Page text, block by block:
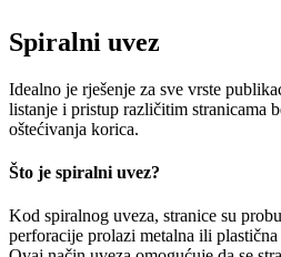
Spiralni uvez
Idealno je rješenje za sve vrste
listanje i pristup različitim stranicama
oštećivanja korica.
Što je spiralni uvez?
Kod spiralnog uveza, stranice su
perforacije prolazi metalna ili